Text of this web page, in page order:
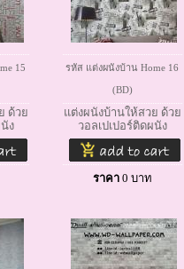
15
ด้วย
ง
รหัส แต่งผนังบ้าน Home 16
(BD)
แต่งผนังบ้านให้สวย ด้วย
วอลเปเปอร์ติดผนัง
ราคา 0 บาท